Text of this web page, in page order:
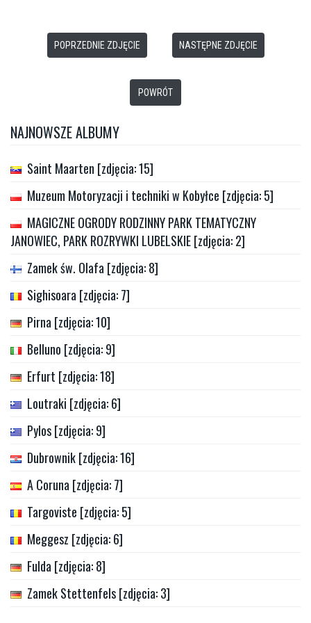
POPRZEDNIE ZDJĘCIE NASTĘPNE ZDJĘCIE
POWRÓT
NAJNOWSZE ALBUMY
Saint Maarten [zdjęcia: 15]
Muzeum Motoryzacji i techniki w Kobyłce [zdjęcia: 5]
MAGICZNE OGRODY RODZINNY PARK TEMATYCZNY
JANOWIEC, PARK ROZRYWKI LUBELSKIE [zdjęcia: 2]
Zamek św. Olafa [zdjęcia: 8]
Sighisoara [zdjęcia: 7]
Pirna [zdjęcia: 10]
Belluno [zdjęcia: 9]
Erfurt [zdjęcia: 18]
Loutraki [zdjęcia: 6]
Pylos [zdjęcia: 9]
Dubrownik [zdjęcia: 16]
A Coruna [zdjęcia: 7]
Targoviste [zdjęcia: 5]
Meggesz [zdjęcia: 6]
Fulda [zdjęcia: 8]
Zamek Stettenfels [zdjęcia: 3]